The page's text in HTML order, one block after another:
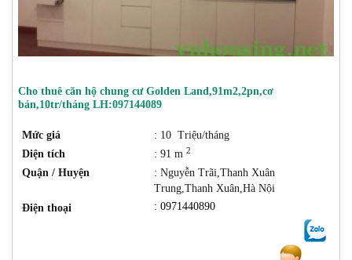
Cho thuê căn hộ chung cư Golden Land,91m2,2pn,cơ
bản,10tr/tháng LH:097144089
Mức giá
: 10 Triệu/tháng
Diện tích
: 91 m 2
Quận / Huyện
: Nguyễn Trãi,Thanh Xuân
Trung,Thanh Xuân,Hà Nội
Điện thoại
: 0971440890